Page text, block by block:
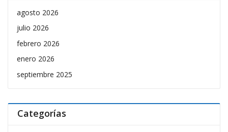
agosto 2026
julio 2026
febrero 2026
enero 2026
septiembre 2025
Categorías